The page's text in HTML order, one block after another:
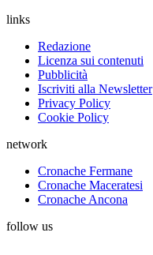
links
Redazione
Licenza sui contenuti
Pubblicità
Iscriviti alla Newsletter
Privacy Policy
Cookie Policy
network
Cronache Fermane
Cronache Maceratesi
Cronache Ancona
follow us